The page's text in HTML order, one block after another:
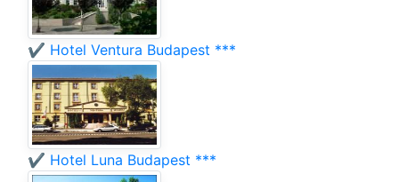
✔️ Hotel Ventura Budapest ***
✔️ Hotel Luna Budapest ***